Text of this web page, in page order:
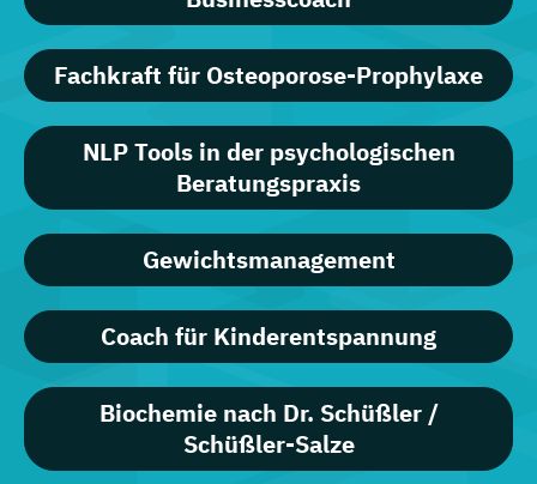
Fachkraft für Osteoporose-Prophylaxe
NLP Tools in der psychologischen
Beratungspraxis
Gewichtsmanagement
Coach für Kinderentspannung
Biochemie nach Dr. Schüßler /
Schüßler-Salze